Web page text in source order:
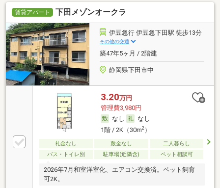
賃貸アパート 下田メゾンオークラ
伊豆急行 伊豆急下田駅 徒歩13分
その他の交通
築47年5ヶ月 / 2階建
静岡県下田市中
3.20万円
管理費3,980円
なし
なし
1階 / 2K（30m2）
礼金なし 敷金なし
二人暮らし
バス・トイレ別
駐車場(近隣含) ペット相談可
2026年7月和室洋室化、エアコン交換済。ペット飼育
可2K。